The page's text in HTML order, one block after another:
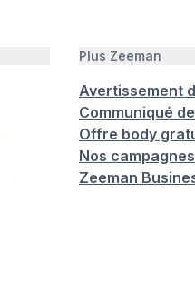
Plus Zeeman
Avertissement
Communiqué
Offre body
Nos campagnes
Zeeman